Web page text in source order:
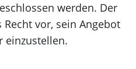
werden. Der
vor, sein Angebot
einzustellen.